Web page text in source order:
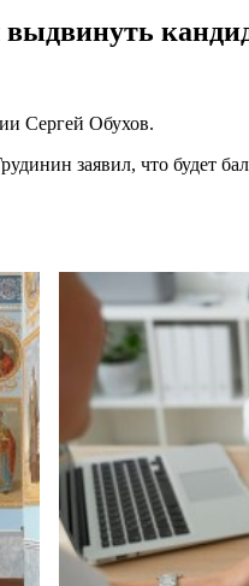
Сергей Обухов.
заявил, что будет